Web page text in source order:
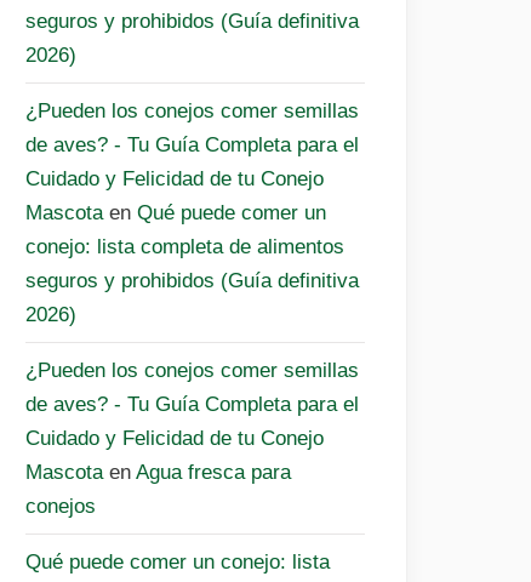
seguros y prohibidos (Guía definitiva
2026)
¿Pueden los conejos comer semillas
de aves? - Tu Guía Completa para el
Cuidado y Felicidad de tu Conejo
Mascota en Qué puede comer un
conejo: lista completa de alimentos
seguros y prohibidos (Guía definitiva
2026)
¿Pueden los conejos comer semillas
de aves? - Tu Guía Completa para el
Cuidado y Felicidad de tu Conejo
Mascota en Agua fresca para
conejos
Qué puede comer un conejo: lista